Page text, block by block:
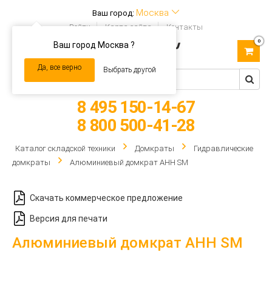
Ваш город: Москва
Ваш город Москва ?
Да, все верно Выбрать другой
Войти Карта сайта Контакты
navigation
0
8 495 150-14-67
8 800 500-41-28
Каталог складской техники Домкраты
Гидравлические
домкраты
Алюминиевый домкрат AHH SM
Скачать коммерческое предложение
Версия для печати
Алюминиевый домкрат AHH SM